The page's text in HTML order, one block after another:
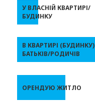
У ВЛАСНІЙ КВАРТИРІ/
БУДИНКУ
В КВАРТИРІ (БУДИНКУ)
БАТЬКІВ/РОДИЧІВ
ОРЕНДУЮ ЖИТЛО